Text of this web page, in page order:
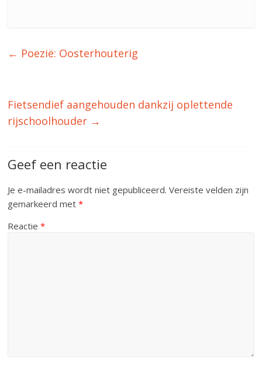
← Poezië: Oosterhouterig
Fietsendief aangehouden dankzij oplettende
rijschoolhouder →
Geef een reactie
Je e-mailadres wordt niet gepubliceerd. Vereiste velden zijn
gemarkeerd met*
Reactie*